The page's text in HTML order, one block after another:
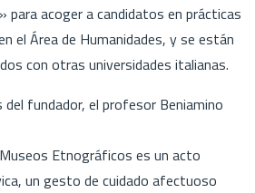
para acoger a candidatos en prácticas
el Área de Humanidades, y se están
con otras universidades italianas.
del fundador, el profesor Beniamino
Etnográficos es un acto
un gesto de cuidado afectuoso